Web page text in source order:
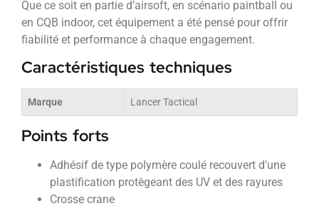
Que ce soit en partie d’airsoft, en scénario paintball ou
en CQB indoor, cet équipement a été pensé pour offrir
fiabilité et performance à chaque engagement.
Caractéristiques techniques
Marque Lancer Tactical
Points forts
Adhésif de type polymère coulé recouvert d'une
plastification protègeant des UV et des rayures
Crosse crane